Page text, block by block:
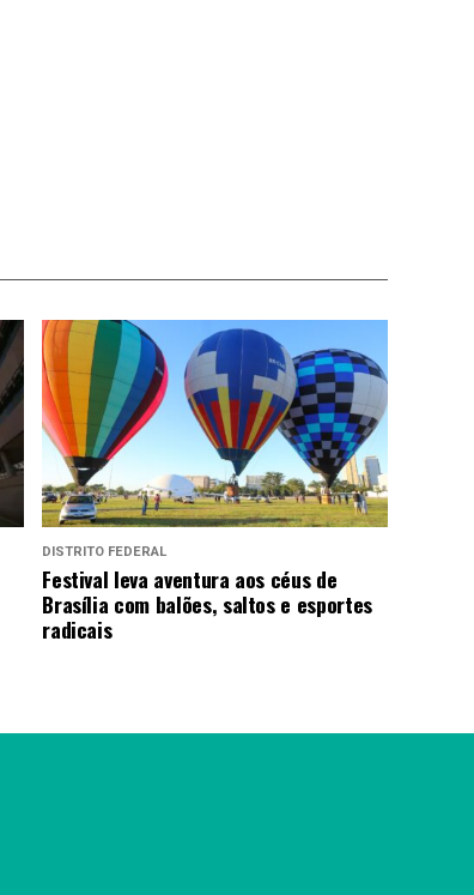
DISTRITO FEDERAL
Festival leva aventura aos céus de
Brasília com balões, saltos e esportes
radicais